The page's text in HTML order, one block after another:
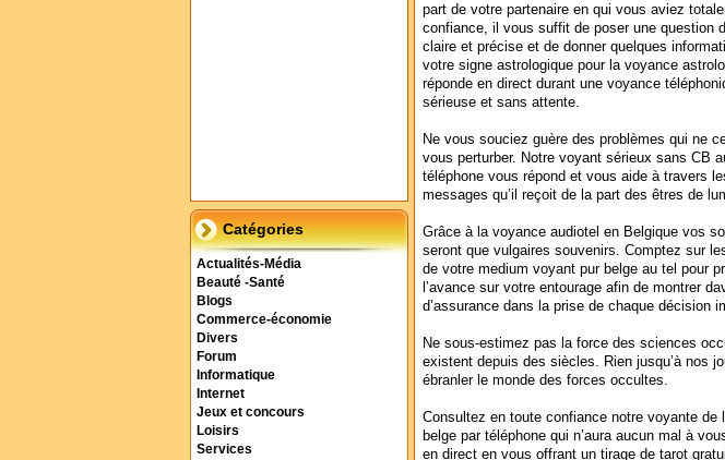
Catégories
Actualités-Média
Beauté -Santé
Blogs
Commerce-économie
Divers
Forum
Informatique
Internet
Jeux et concours
Loisirs
Services
part de votre partenaire en qui vous aviez
confiance, il vous suffit de poser une question
claire et précise et de donner quelques
votre signe astrologique pour la voyance
réponde en direct durant une voyance
sérieuse et sans attente.
Ne vous souciez guère des problèmes qui ne
vous perturber. Notre voyant sérieux sans CB
téléphone vous répond et vous aide à travers
messages qu’il reçoit de la part des êtres de
Grâce à la voyance audiotel en Belgique vos
seront que vulgaires souvenirs. Comptez sur
de votre medium voyant pur belge au tel pour
l’avance sur votre entourage afin de montrer
d’assurance dans la prise de chaque décision
Ne sous-estimez pas la force des sciences
existent depuis des siècles. Rien jusqu’à nos
ébranler le monde des forces occultes.
Consultez en toute confiance notre voyante de
belge par téléphone qui n’aura aucun mal à
en direct en vous offrant un tirage de tarot